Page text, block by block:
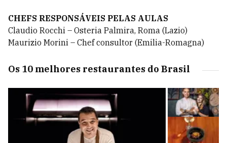
CHEFS RESPONSÁVEIS PELAS AULAS
Claudio Rocchi – Osteria Palmira, Roma (Lazio)
Maurizio Morini – Chef consultor (Emilia-Romagna)
Os 10 melhores restaurantes do Brasil